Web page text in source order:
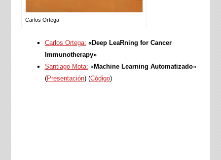
Carlos Ortega
Carlos Ortega: «Deep LeaRning for Cancer
Immunotherapy»
Santiago Mota: «Machine Learning Automatizado»
(Presentación) (Código)